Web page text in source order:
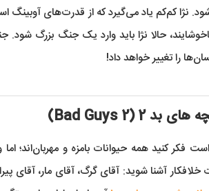
نژا کم‌کم یاد می‌گیرد که از قدرت‌های آوبینگ
حالا نژا باید وارد یک جنگ بزرگ
را تغییر خواهد داد!
فکر کنید همه حیوانات بامزه و مهربان‌اند؛
خلافکار آشنا شوید: آقای گرگ، آقای مار، آقای